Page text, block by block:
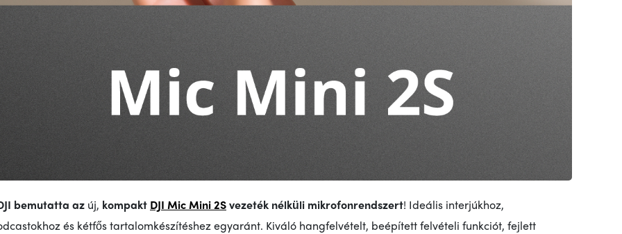
bemutatta az új, kompakt DJI Mic Mini 2Svezeték nélküli mikrofonrendszert! Ideális interjúkhoz,
és kétfős tartalomkészítéshez egyaránt. Kiváló hangfelvételt, beépített felvételi funkciót, fejlett